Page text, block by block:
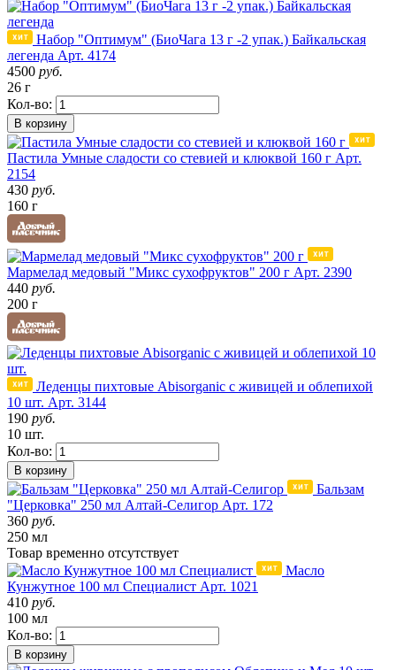
Набор "Оптимум" (БиоЧага 13 г -2 упак.) Байкальская
легенда Арт. 4174
4500 руб.
26 г
Кол-во:
В корзину
Пастила Умные сладости со стевией и клюквой 160 г Арт.
2154
430 руб.
160 г
Мармелад медовый "Микс сухофруктов" 200 г Арт. 2390
440 руб.
200 г
Леденцы пихтовые Abisorganic с живицей и облепихой
10 шт. Арт. 3144
190 руб.
10 шт.
Кол-во:
В корзину
Бальзам
"Церковка" 250 мл Алтай-Селигор Арт. 172
360 руб.
250 мл
Товар временно отсутствует
Масло
Кунжутное 100 мл Специалист Арт. 1021
410 руб.
100 мл
Кол-во:
В корзину